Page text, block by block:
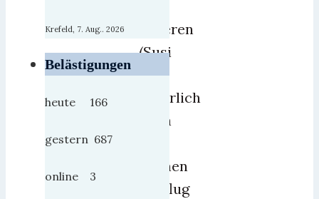
unseren
(Susi
war
natürlich
auch
kleinen
Ausflug
Krefeld, 7. Aug.. 2026
Belästigungen
heute 166
gestern 687
online 3